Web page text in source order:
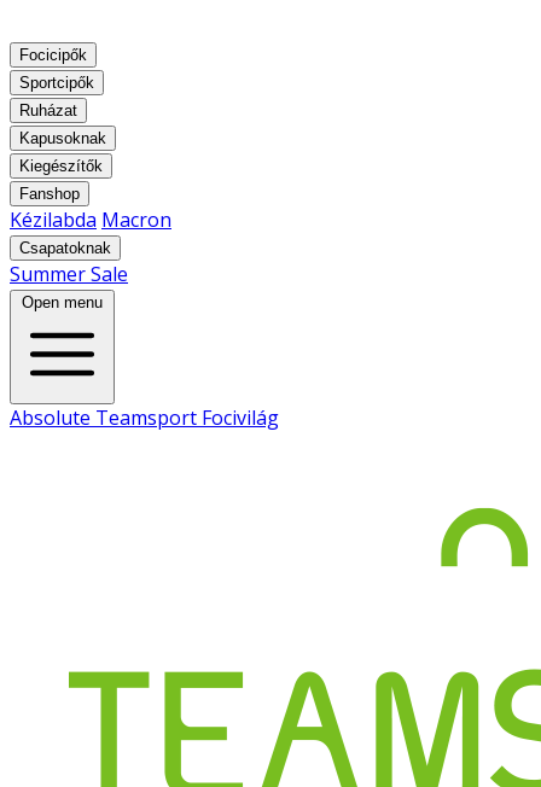
Focicipők
Sportcipők
Ruházat
Kapusoknak
Kiegészítők
Fanshop
Kézilabda Macron
Csapatoknak
Summer Sale
Open menu
Absolute Teamsport Focivilág